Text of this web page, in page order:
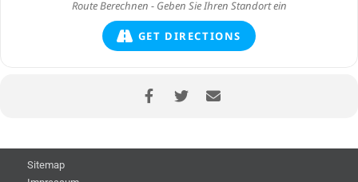
GET DIRECTIONS
Sitemap